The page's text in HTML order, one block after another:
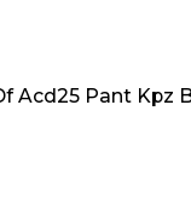
Acd25 Pant Kpz